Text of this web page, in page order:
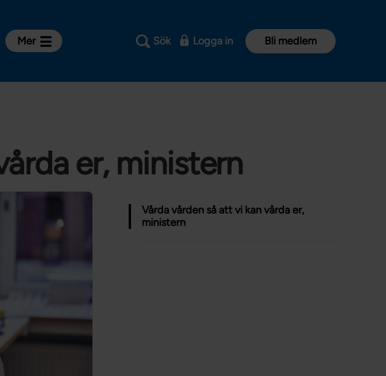
Mer Sök Logga in Bli medlem
er, ministern
Vårda vården så att vi kan vårda er,
ministern